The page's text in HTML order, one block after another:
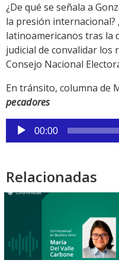
¿De qué se señala a
la presión internacional?
latinoamericanos tras la
judicial de convalidar
Consejo Nacional
En tránsito, columna de
pecadores
Reproductor
de
00:00
Relacionadas